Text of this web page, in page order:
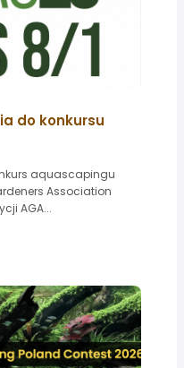
do konkursu
aquascapingu
Association
AGA...